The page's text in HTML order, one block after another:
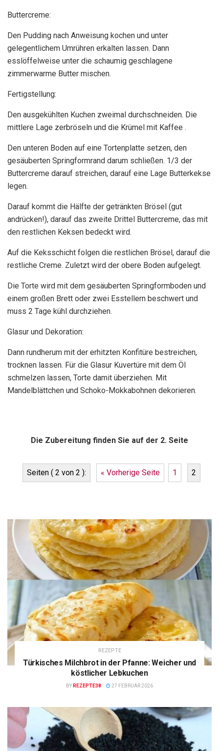
Buttercreme:
Den Pudding nach Anweisung kochen und unter
gelegentlichem Umrühren erkalten lassen. Dann
esslöffelweise unter die schaumig geschlagene
zimmerwarme Butter mischen.
Fertigstellung:
Den ausgekühlten Kuchen zweimal durchschneiden. Die
mittlere Lage zerbröseln und die Krümel mit Kaffee .
Den unteren Boden auf eine Tortenplatte setzen, den
gesäuberten Springformrand darum schließen. 1/3 der
Buttercreme darauf streichen, darauf eine Lage Butterkekse
legen.
Darauf kommt die Hälfte der getränkten Brösel (gut
andrücken!), darauf das zweite Drittel Buttercreme, das mit
den restlichen Keksen bedeckt wird.
Auf die Keksschicht folgen die restlichen Brösel, darauf die
restliche Creme. Zuletzt wird der obere Boden aufgelegt.
Die Torte wird mit dem gesäuberten Springformboden und
einem großen Brett oder zwei Esstellern beschwert und
muss 2 Tage kühl durchziehen.
Glasur und Dekoration:
Dann rundherum mit der erhitzten Konfitüre bestreichen,
trocknen lassen. Für die Glasur Kuvertüre mit dem Öl
schmelzen lassen, Torte damit überziehen. Mit
Mandelblättchen und Schoko-Mokkabohnen dekorieren.
Die Zubereitung finden Sie auf der 2. Seite
Seiten ( 2 von 2 ): « Vorherige Seite 1 2
REZEPTE
Türkisches Milchbrot in der Pfanne: Weicher und
köstlicher Lebkuchen
BY REZEPTE38 27 FEBRUAR 2026